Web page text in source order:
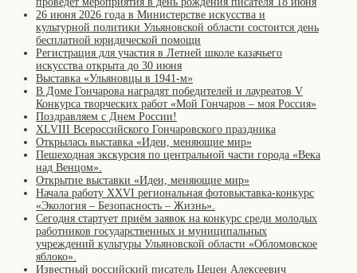
26 июня 2026 года в Министерстве искусства и
культурной политики Ульяновской области состоится день
бесплатной юридической помощи
Регистрация для участия в Летней школе казачьего
искусства открыта до 30 июня
Выставка «Ульяновцы в 1941-м»
В Доме Гончарова наградят победителей и лауреатов V
Конкурса творческих работ «Мой Гончаров – моя Россия»
Поздравляем с Днем России!
XLVIII Всероссийского Гончаровского праздника
Открылась выставка «Идеи, меняющие мир»
Пешеходная экскурсия по центральной части города «Века
над Венцом».
Открытие выставки «Идеи, меняющие мир»
Начала работу XXVI региональная фотовыставка-конкурс
«Экология – Безопасность – Жизнь».
Сегодня стартует приём заявок на конкурс среди молодых
работников государственных и муниципальных
учреждений культуры Ульяновской области «Обломовское
яблоко».
Известный российский писатель Цецен Алексеевич